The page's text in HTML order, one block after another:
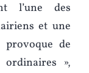
l’une des
et une
de
ordinaires »,